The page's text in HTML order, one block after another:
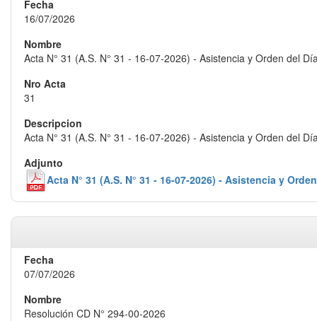
16/07/2026
Acta N° 31 (A.S. N° 31 - 16-07-2026) - Asistencia y Orden del
31
Acta N° 31 (A.S. N° 31 - 16-07-2026) - Asistencia y Orden del
Acta N° 31 (A.S. N° 31 - 16-07-2026) - Asistencia y
07/07/2026
Resolución CD N° 294-00-2026